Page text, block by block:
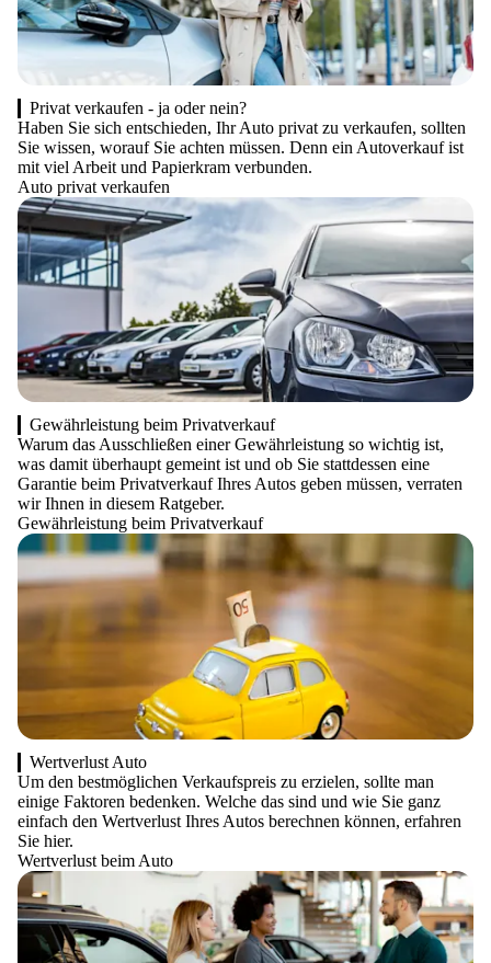
Privat verkaufen - ja oder nein?
Haben Sie sich entschieden, Ihr Auto privat zu verkaufen, sollten
Sie wissen, worauf Sie achten müssen. Denn ein Autoverkauf ist
mit viel Arbeit und Papierkram verbunden.
Auto privat verkaufen
Gewährleistung beim Privatverkauf
Warum das Ausschließen einer Gewährleistung so wichtig ist,
was damit überhaupt gemeint ist und ob Sie stattdessen eine
Garantie beim Privatverkauf Ihres Autos geben müssen, verraten
wir Ihnen in diesem Ratgeber.
Gewährleistung beim Privatverkauf
Wertverlust Auto
Um den bestmöglichen Verkaufspreis zu erzielen, sollte man
einige Faktoren bedenken. Welche das sind und wie Sie ganz
einfach den Wertverlust Ihres Autos berechnen können, erfahren
Sie hier.
Wertverlust beim Auto